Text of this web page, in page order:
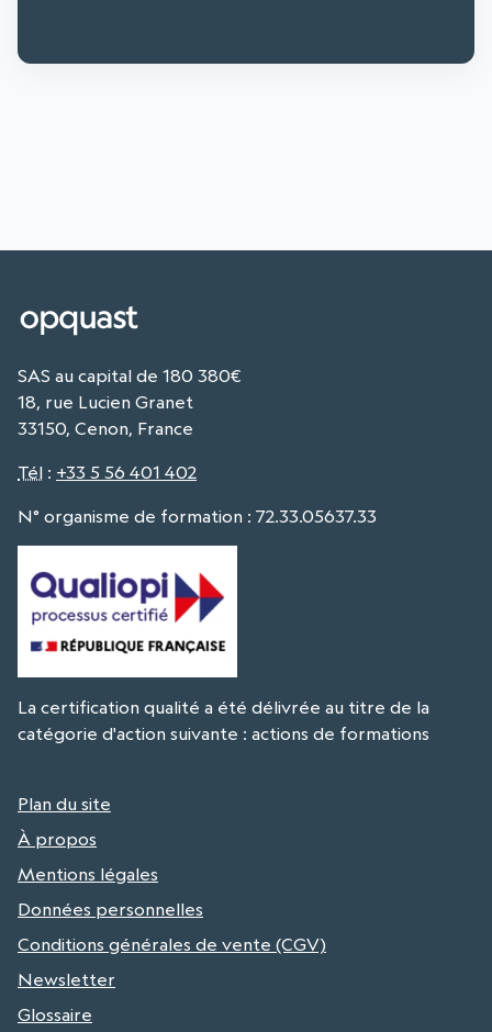
SAS au capital de 180 380€
18, rue Lucien Granet
33150, Cenon, France
Tél : +33 5 56 401 402
N° organisme de formation : 72.33.05637.33
La certification qualité a été délivrée au titre de la
catégorie d'action suivante : actions de formations
Plan du site
À propos
Mentions légales
Données personnelles
Conditions générales de vente (CGV)
Newsletter
Glossaire